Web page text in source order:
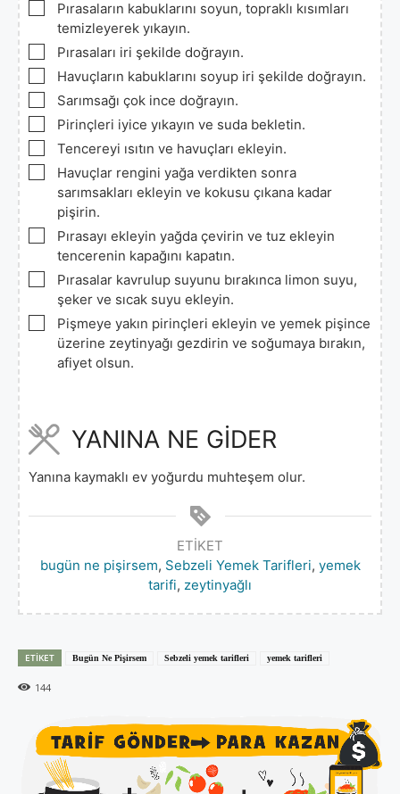
▢
Pırasaların kabuklarını soyun, topraklı kısımları
temizleyerek yıkayın.
▢
Pırasaları iri şekilde doğrayın.
▢
Havuçların kabuklarını soyup iri şekilde doğrayın.
▢
Sarımsağı çok ince doğrayın.
▢
Pirinçleri iyice yıkayın ve suda bekletin.
▢
Tencereyi ısıtın ve havuçları ekleyin.
▢
Havuçlar rengini yağa verdikten sonra
sarımsakları ekleyin ve kokusu çıkana kadar
pişirin.
▢
Pırasayı ekleyin yağda çevirin ve tuz ekleyin
tencerenin kapağını kapatın.
▢
Pırasalar kavrulup suyunu bırakınca limon suyu,
şeker ve sıcak suyu ekleyin.
▢
Pişmeye yakın pirinçleri ekleyin ve yemek pişince
üzerine zeytinyağı gezdirin ve soğumaya bırakın,
afiyet olsun.
YANINA NE GİDER
Yanına kaymaklı ev yoğurdu muhteşem olur.
ETIKET
bugün ne pişirsem, Sebzeli Yemek Tarifleri, yemek
tarifi, zeytinyağlı
ETIKET Bugün Ne Pişirsem Sebzeli yemek tarifleri yemek tarifleri
144